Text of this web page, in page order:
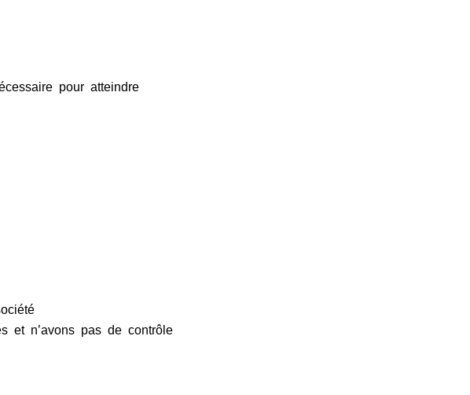
pour atteindre
et n’avons pas de contrôle